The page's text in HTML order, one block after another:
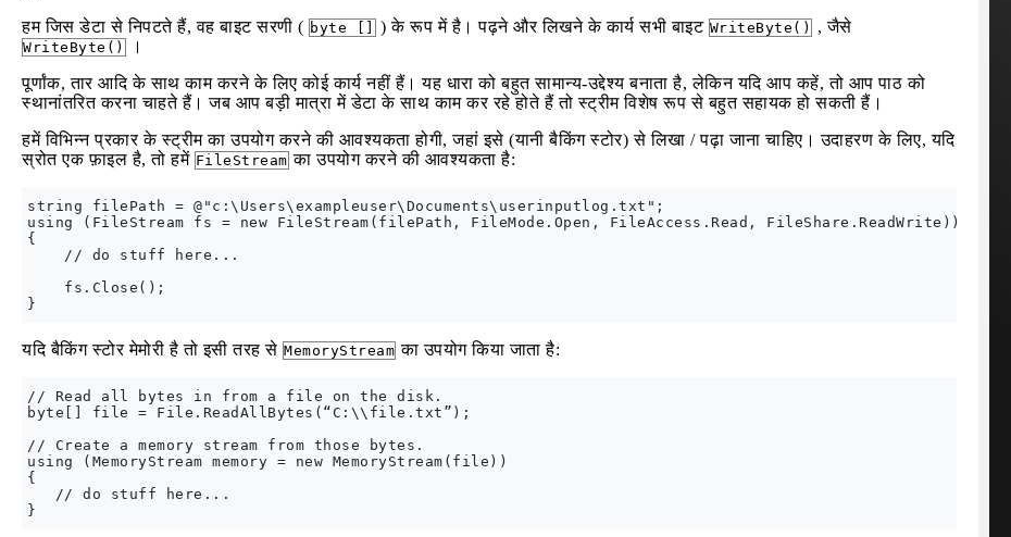
हम जिस डेटा से निपटते हैं, वह बाइट सरणी ( byte [] ) के रूप में है। पढ़ने और लिखने के कार्य सभी बाइट WriteByte() , जैसे
WriteByte()
।
पूर्णांक, तार आदि के साथ काम करने के लिए कोई कार्य नहीं हैं। यह धारा को बहुत सामान्य-उद्देश्य बनाता है, लेकिन यदि आप कहें, तो आप पाठ को
स्थानांतरित करना चाहते हैं। जब आप बड़ी मात्रा में डेटा के साथ काम कर रहे होते हैं तो स्ट्रीम विशेष रूप से बहुत सहायक हो सकती हैं।
हमें विभिन्न प्रकार के स्ट्रीम का उपयोग करने की आवश्यकता होगी, जहां इसे (यानी बैकिंग स्टोर) से लिखा / पढ़ा जाना चाहिए। उदाहरण के लिए, यदि
स्रोत एक फ़ाइल है, तो हमें FileStream का उपयोग करने की आवश्यकता है:
string filePath = @"c:\Users\exampleuser\Documents\userinputlog.txt";
using (FileStream fs = new FileStream(filePath, FileMode.Open, FileAccess.Read, FileShare.ReadWrite))
{
    // do stuff here...
    fs.Close();
यदि बैकिंग स्टोर मेमोरी है तो इसी तरह से MemoryStream का उपयोग किया जाता है:
// Read all bytes in from a file on the disk.
byte[] file = File.ReadAllBytes(“C:\\file.txt”);
// Create a memory stream from those bytes.
using (MemoryStream memory = new MemoryStream(file))
{
   // do stuff here...